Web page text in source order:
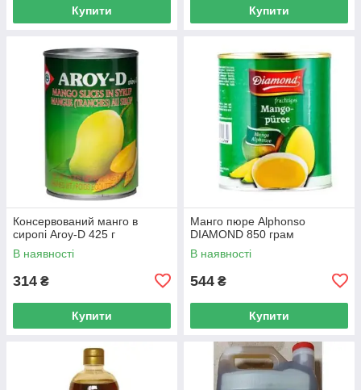
Купити Купити
Консервований манго в
сиропі Aroy-D 425 г
В наявності
314 ₴
Купити
Манго пюре Alphonso
DIAMOND 850 грам
В наявності
544 ₴
Купити